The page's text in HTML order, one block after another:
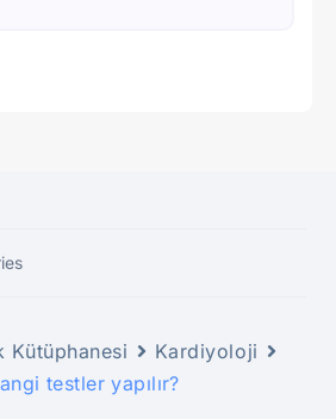
Kütüphanesi
Kardiyoloji
testler yapılır?